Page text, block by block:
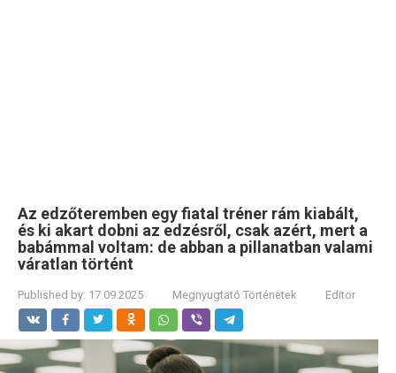
Az edzőteremben egy fiatal tréner rám kiabált,
és ki akart dobni az edzésről, csak azért, mert a
babámmal voltam: de abban a pillanatban valami
váratlan történt
Published by: 17.09.2025 Megnyugtató Történetek Editor